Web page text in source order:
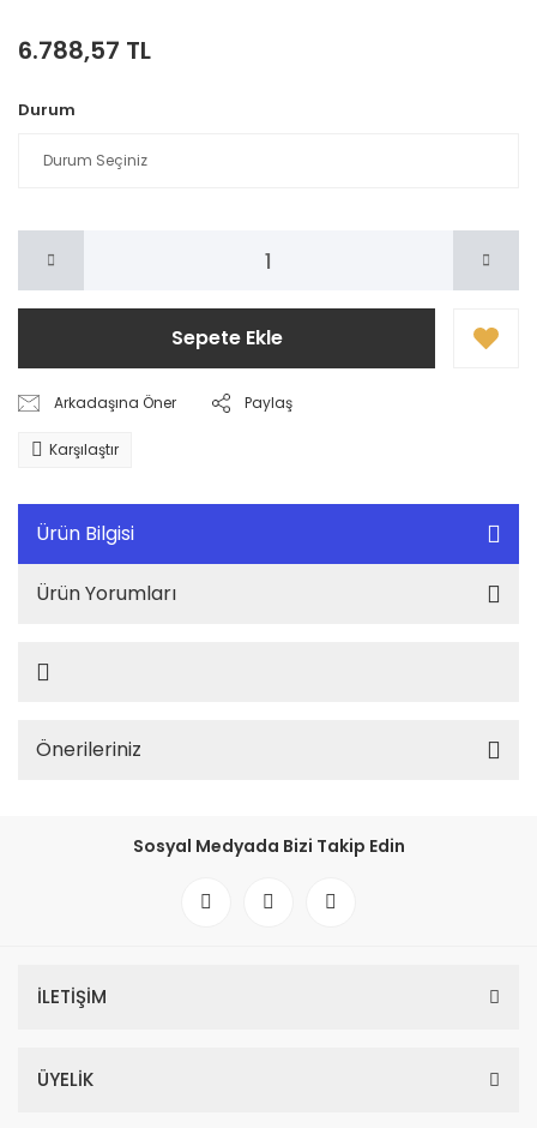
6.788,57 TL
Durum
Sepete Ekle
Arkadaşına Öner Paylaş
Karşılaştır
Ürün Bilgisi
Ürün Yorumları
Önerileriniz
Sosyal Medyada Bizi Takip Edin
İLETİŞİM
ÜYELİK